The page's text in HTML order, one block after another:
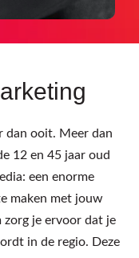
dan ooit. Meer dan
12 en 45 jaar oud
een enorme
maken met jouw
je ervoor dat je
in de regio. Deze